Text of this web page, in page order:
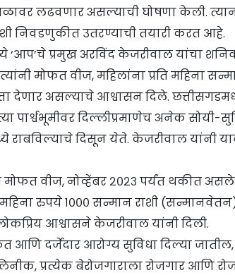
लढवणार असल्याची घोषणा केली.
निवडणुकीत उतरण्याची तयारी करत आहे.
प्रमुख अरविंद केजरीवाल यांचा
मोफत वीज, महिलांना प्रति महिना
देणार असल्याचे आश्वासन दिले.
पार्श्वभूमीवर दिल्लीप्रमाणेच अनेक सोयी-
राबविल्याचे दिसून येते. केजरीवाल यांनी
मोफत वीज, नोव्हेंबर २०२३ पर्यंत थकीत
महिना रुपये १००० सन्मान राशी
आश्वासने केजरीवाल यांनी दिली.
आणि दर्जेदार आरोग्य सुविधा दिल्या जातील,
प्रत्येक बेरोजगाराला रोजगार आणि